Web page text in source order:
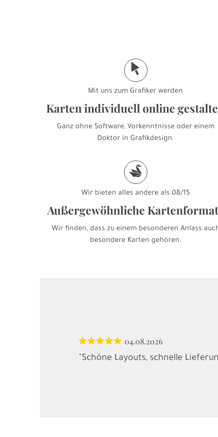
j
Mit uns zum Grafiker werden
Karten individuell online
Ganz ohne Software, Vorkenntnisse oder einem
Doktor in Grafikdesign.
s
Wir bieten alles andere als 08/15
Außergewöhnliche
Wir finden, dass zu einem besonderen Anlass
besondere Karten gehören.
04.08.2026
"Schöne Layouts, schnelle